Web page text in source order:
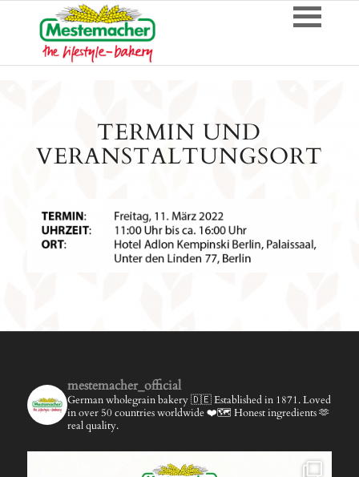
TERMIN UND
VERANSTALTUNGSORT
mestemacher_official
German wholegrain bakery 🇩🇪Established in 1871.Loved
in over 50 countries worldwide ❤️🗺️ Honest ingredients 🫶
real quality.